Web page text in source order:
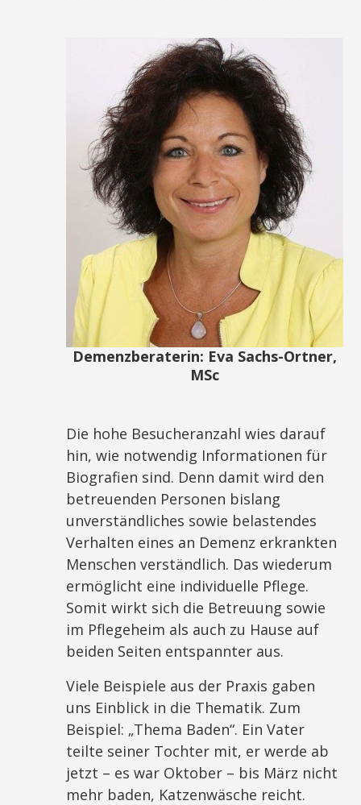
Demenzberaterin: Eva Sachs-Ortner,
MSc
Die hohe Besucheranzahl wies darauf
hin, wie notwendig Informationen für
Biografien sind. Denn damit wird den
betreuenden Personen bislang
unverständliches sowie belastendes
Verhalten eines an Demenz erkrankten
Menschen verständlich. Das wiederum
ermöglicht eine individuelle Pflege.
Somit wirkt sich die Betreuung sowie
im Pflegeheim als auch zu Hause auf
beiden Seiten entspannter aus.
Viele Beispiele aus der Praxis gaben
uns Einblick in die Thematik. Zum
Beispiel: „Thema Baden“. Ein Vater
teilte seiner Tochter mit, er werde ab
jetzt – es war Oktober – bis März nicht
mehr baden, Katzenwäsche reicht.